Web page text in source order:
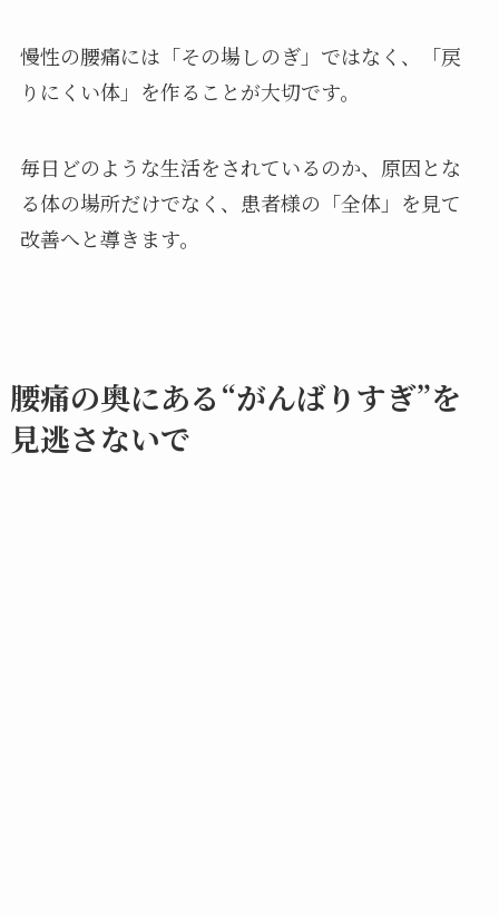
慢性の腰痛には「その場しのぎ」ではなく、「戻
りにくい体」を作ることが大切です。
毎日どのような生活をされているのか、原因とな
る体の場所だけでなく、患者様の「全体」を見て
改善へと導きます。
腰痛の奥にある“がんばりすぎ”を
見逃さないで